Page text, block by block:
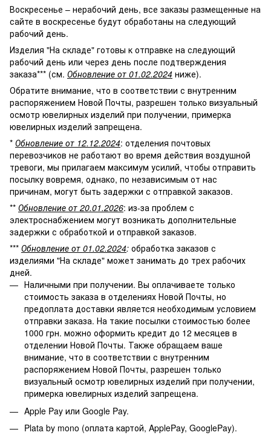
Воскресенье – нерабочий день, все заказы размещенные на
сайте в воскресенье будут обработаны на следующий
рабочий день.
Изделия "На складе" готовы к отправке на следующий
рабочий день или через день после подтверждения
заказа*** (см. Обновление от 01.02.2024 ниже).
Обратите внимание, что в соответствии с внутренним
распоряжением Новой Почты, разрешен только визуальный
осмотр ювелирных изделий при получении, примерка
ювелирных изделий запрещена.
* Обновление от 12.12.2024: отделения почтовых
перевозчиков не работают во время действия воздушной
тревоги, мы прилагаем максимум усилий, чтобы отправить
посылку вовремя, однако, по независимым от нас
причинам, могут быть задержки с отправкой заказов.
** Обновление от 20.01.2026: из-за проблем с
электроснабжением могут возникать дополнительные
задержки с обработкой и отправкой заказов.
*** Обновление от 01.02.2024: обработка заказов с
изделиями "На складе" может занимать до трех рабочих
дней.
Наличными при получении. Вы оплачиваете только
стоимость заказа в отделениях Новой Почты, но
предоплата доставки является необходимым условием
отправки заказа. На такие посылки стоимостью более
1000 грн. можно оформить кредит до 12 месяцев в
отделении Новой Почты. Также обращаем ваше
внимание, что в соответствии с внутренним
распоряжением Новой Почты, разрешен только
визуальный осмотр ювелирных изделий при получении,
примерка ювелирных изделий запрещена.
Apple Pay или Google Pay.
Plata by mono (оплата картой, ApplePay, GooglePay).